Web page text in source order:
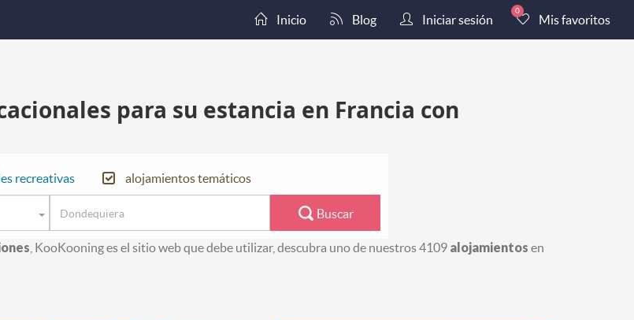
Inicio Blog Iniciar sesión
0
Mis favoritos
para su estancia en Francia con
recreativas alojamientos temáticos
Buscar
, KooKooning es el sitio web que debe utilizar, descubra uno de nuestros 4109 alojamientos en